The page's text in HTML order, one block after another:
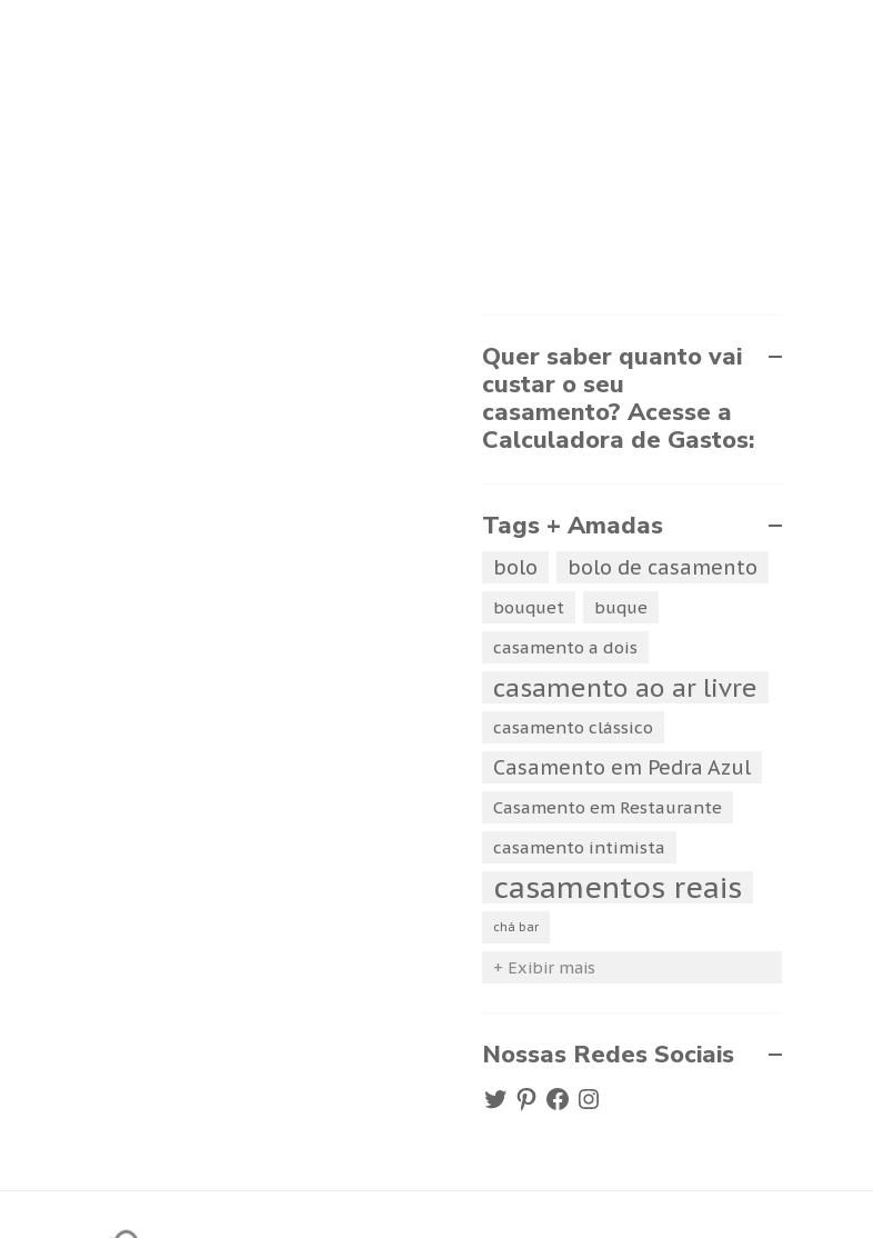
Quer saber quanto vai
custar o seu
casamento? Acesse a
Calculadora de Gastos:
Tags + Amadas
bolo bolo de casamento
bouquet
buque
casamento a dois
casamento ao ar livre
casamento clássico
Casamento em Pedra Azul
Casamento em Restaurante
casamento intimista
casamentos reais
chá bar
+ Exibir mais
Nossas Redes Sociais